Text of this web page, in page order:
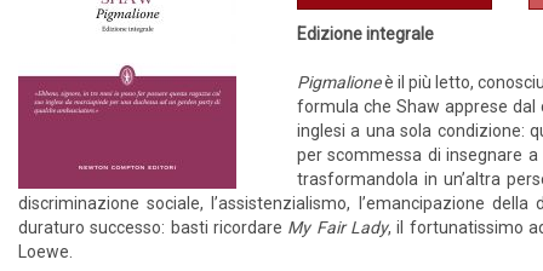
Edizione integrale
Pigmalioneè il più letto,
formula che Shaw apprese dal
inglesi a una sola condizione:
per scommessa di insegnare a
trasformandola in un’altra
discriminazione sociale, l’assistenzialismo, l’emancipazione
duraturo successo: basti ricordare My Fair Lady, il fortunatissimo
Loewe.